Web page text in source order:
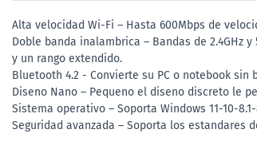
Alta velocidad Wi-Fi – Hasta 600Mbps de
Doble banda inalambrica – Bandas de
y un rango extendido.
Bluetooth 4.2 - Convierte su PC o notebook
Diseno Nano – Pequeno el diseno discreto le
Sistema operativo – Soporta Windows 11-10-
Seguridad avanzada – Soporta los estandares de